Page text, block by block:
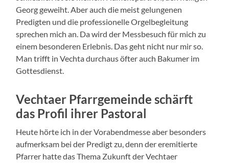
Georg geweiht. Aber auch die meist gelungenen
Predigten und die professionelle Orgelbegleitung
sprechen mich an. Da wird der Messbesuch für mich zu
einem besonderen Erlebnis. Das geht nicht nur mir so.
Man trifft in Vechta durchaus öfter auch Bakumer im
Gottesdienst.
Vechtaer Pfarrgemeinde schärft
das Profil ihrer Pastoral
Heute hörte ich in der Vorabendmesse aber besonders
aufmerksam bei der Predigt zu, denn der eremitierte
Pfarrer hatte das Thema Zukunft der Vechtaer